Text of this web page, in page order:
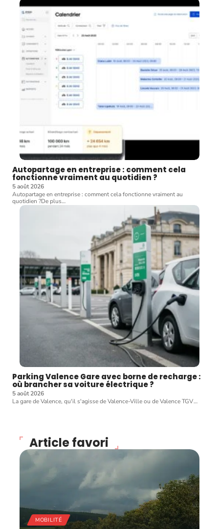
Autopartage en entreprise : comment cela
fonctionne vraiment au quotidien ?
5 août 2026
Autopartage en entreprise : comment cela fonctionne vraiment au
quotidien ?De plus…
Parking Valence Gare avec borne de recharge :
où brancher sa voiture électrique ?
5 août 2026
La gare de Valence, qu'il s'agisse de Valence-Ville ou de Valence TGV…
Article favori
MOBILITÉ